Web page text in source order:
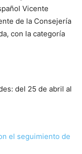
Vicente
de la Consejería
con la categoría
del 25 de abril al
el seguimiento de